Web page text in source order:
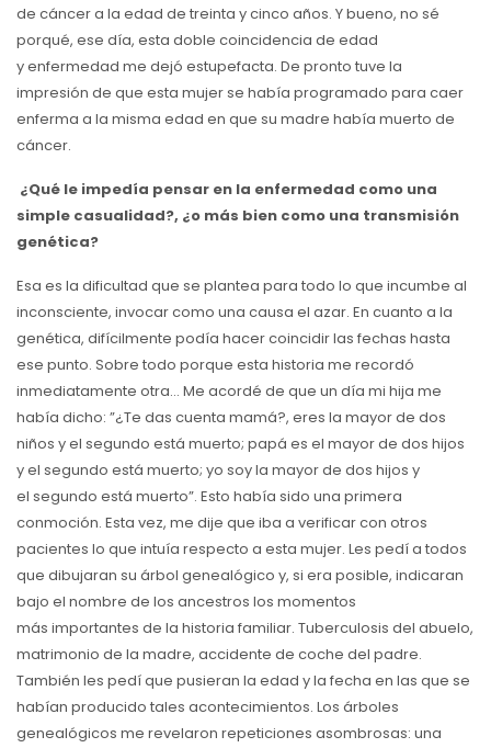
de cáncer a la edad de treinta y cinco años. Y bueno, no sé
porqué, ese día, esta doble coincidencia de edad
y enfermedad me dejó estupefacta. De pronto tuve la
impresión de que esta mujer se había programado para caer
enferma a la misma edad en que su madre había muerto de
cáncer.
¿Qué le impedía pensar en la enfermedad como una
simple casualidad?, ¿o más bien como una transmisión
genética?
Esa es la dificultad que se plantea para todo lo que incumbe al
inconsciente, invocar como una causa el azar. En cuanto a la
genética, difícilmente podía hacer coincidir las fechas hasta
ese punto. Sobre todo porque esta historia me recordó
inmediatamente otra… Me acordé de que un día mi hija me
había dicho: ”¿Te das cuenta mamá?, eres la mayor de dos
niños y el segundo está muerto; papá es el mayor de dos hijos
y el segundo está muerto; yo soy la mayor de dos hijos y
el segundo está muerto”. Esto había sido una primera
conmoción. Esta vez, me dije que iba a verificar con otros
pacientes lo que intuía respecto a esta mujer. Les pedí a todos
que dibujaran su árbol genealógico y, si era posible, indicaran
bajo el nombre de los ancestros los momentos
más importantes de la historia familiar. Tuberculosis del abuelo,
matrimonio de la madre, accidente de coche del padre.
También les pedí que pusieran la edad y la fecha en las que se
habían producido tales acontecimientos. Los árboles
genealógicos me revelaron repeticiones asombrosas: una